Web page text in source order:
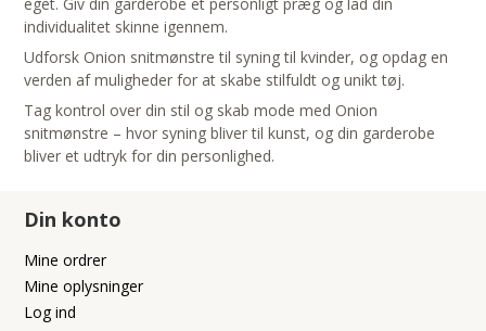
individualitet skinne igennem.
Udforsk Onion snitmønstre til syning til kvinder, og opdag en
verden af muligheder for at skabe stilfuldt og unikt tøj.
Tag kontrol over din stil og skab mode med Onion
snitmønstre – hvor syning bliver til kunst, og din garderobe
bliver et udtryk for din personlighed.
Din konto
Mine ordrer
Mine oplysninger
Log ind